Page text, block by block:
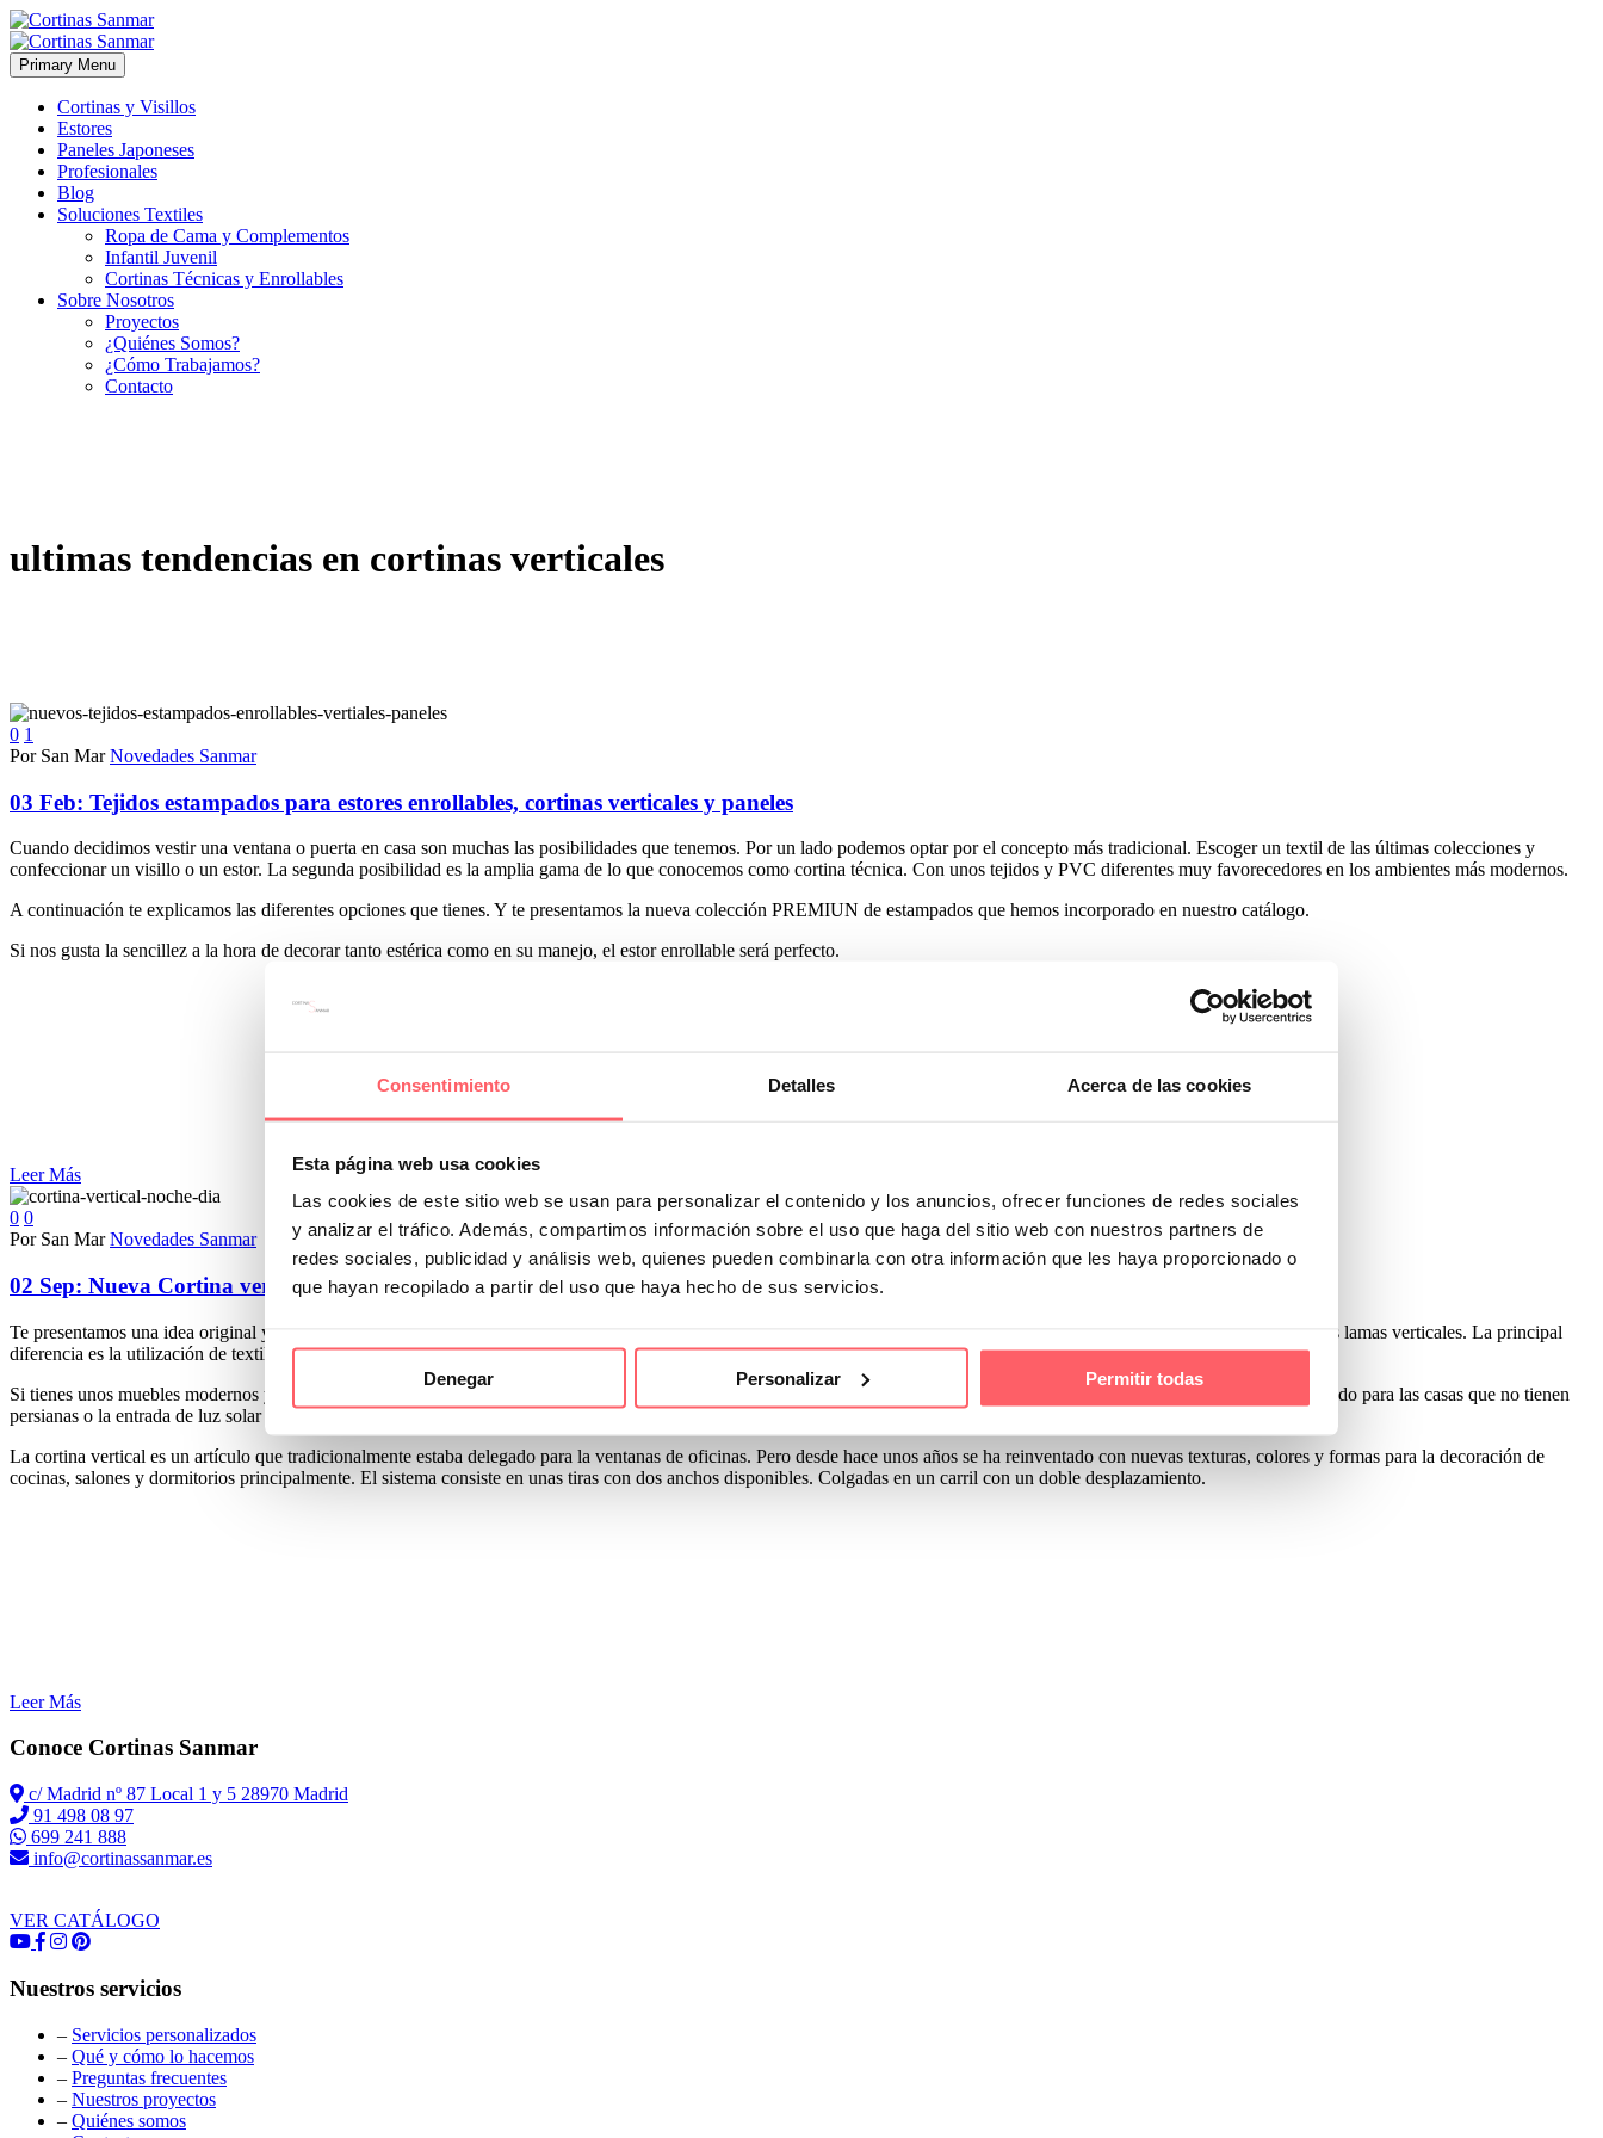
Consentimiento Detalles Acerca de las cookies
Esta página web usa cookies
Las cookies de este sitio web se usan para personalizar el contenido y los anuncios, ofrecer funciones de redes sociales
y analizar el tráfico. Además, compartimos información sobre el uso que haga del sitio web con nuestros partners de
redes sociales, publicidad y análisis web, quienes pueden combinarla con otra información que les haya proporcionado o
que hayan recopilado a partir del uso que haya hecho de sus servicios.
Denegar Personalizar Permitir todas
Primary Menu
Cortinas y Visillos
Estores
Paneles Japoneses
Profesionales
Blog
Soluciones Textiles
Ropa de Cama y Complementos
Infantil Juvenil
Cortinas Técnicas y Enrollables
Sobre Nosotros
Proyectos
¿Quiénes Somos?
¿Cómo Trabajamos?
Contacto
ultimas tendencias en cortinas verticales
0 1
Por San Mar Novedades Sanmar
03 Feb: Tejidos estampados para estores enrollables, cortinas verticales y paneles
Cuando decidimos vestir una ventana o puerta en casa son muchas las posibilidades que tenemos. Por un lado podemos optar por el concepto más tradicional. Escoger un textil de las últimas colecciones y
confeccionar un visillo o un estor. La segunda posibilidad es la amplia gama de lo que conocemos como cortina técnica. Con unos tejidos y PVC diferentes muy favorecedores en los ambientes más modernos.
A continuación te explicamos las diferentes opciones que tienes. Y te presentamos la nueva colección PREMIUN de estampados que hemos incorporado en nuestro catálogo.
Si nos gusta la sencillez a la hora de decorar tanto estérica como en su manejo, el estor enrollable será perfecto.
Leer Más
0 0
Por San Mar Novedades Sanmar
02 Sep: Nueva Cortina vertical noche y día con textil
Te presentamos una idea original y la solución más novedosa para oscurecer cualquier estancia de la casa. Es una cortina vertical que hace la misma función que las tradicionales lamas verticales. La principal
diferencia es la utilización de textil para su fabricación. Con las ventajas que ello conlleva en cuanto a la calidez que aporta y la facilidad en el lavado.
Si tienes unos muebles modernos y vanguardistas con líneas rectas te interesa seguir conociendo las característica de esta nueva incorporación en catalogo. Producto muy apropiado para las casas que no tienen
persianas o la entrada de luz solar es intensa.
La cortina vertical es un artículo que tradicionalmente estaba delegado para la ventanas de oficinas. Pero desde hace unos años se ha reinventado con nuevas texturas, colores y formas para la decoración de
cocinas, salones y dormitorios principalmente. El sistema consiste en unas tiras con dos anchos disponibles. Colgadas en un carril con un doble desplazamiento.
Leer Más
Conoce Cortinas Sanmar
c/ Madrid nº 87 Local 1 y 5 28970 Madrid
91 498 08 97
699 241 888
info@cortinassanmar.es
VER CATÁLOGO
Nuestros servicios
– Servicios personalizados
– Qué y cómo lo hacemos
– Preguntas frecuentes
– Nuestros proyectos
– Quiénes somos